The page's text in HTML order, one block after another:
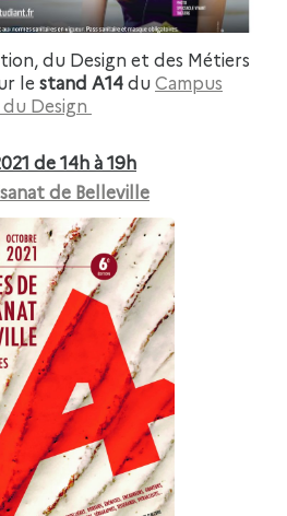
du Design et des Métiers
le stand A14duCampus
Design
de 14h à 19h
de Belleville